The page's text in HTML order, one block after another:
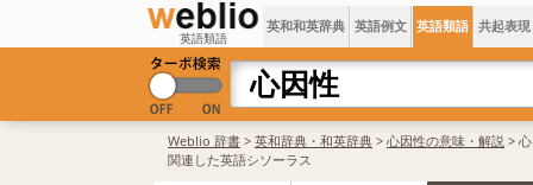
英語類語
英和和英辞典 英語例文 英語類語 共起表現
Weblio 辞書 > 英和辞典・和英辞典 > 心因性の意味・解説 >
関連した英語シソーラス